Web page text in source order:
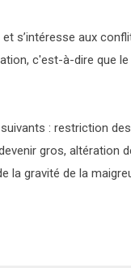
s’intéresse aux
c'est-à-dire que
: restriction
gros, altération
gravité de la